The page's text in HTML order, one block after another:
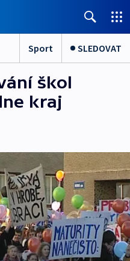
Sport SLEDOVAT
škol
kraj